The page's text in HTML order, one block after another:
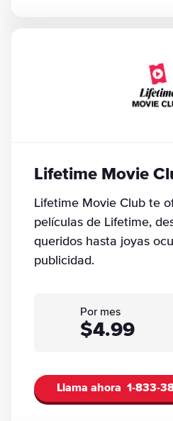
Lifetime Movie
Lifetime Movie Club te
películas de Lifetime,
queridos hasta joyas
publicidad.
Por mes
$4.99
Llama ahora 1-833-